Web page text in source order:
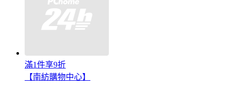
滿1件享9折
【南紡購物中心】